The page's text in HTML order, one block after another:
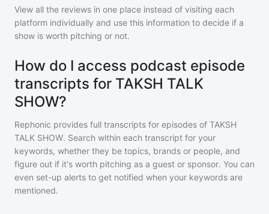
View all the reviews in one place instead of visiting each
platform individually and use this information to decide if a
show is worth pitching or not.
How do I access podcast episode
transcripts for TAKSH TALK
SHOW?
Rephonic provides full transcripts for episodes of TAKSH
TALK SHOW. Search within each transcript for your
keywords, whether they be topics, brands or people, and
figure out if it's worth pitching as a guest or sponsor. You can
even set-up alerts to get notified when your keywords are
mentioned.